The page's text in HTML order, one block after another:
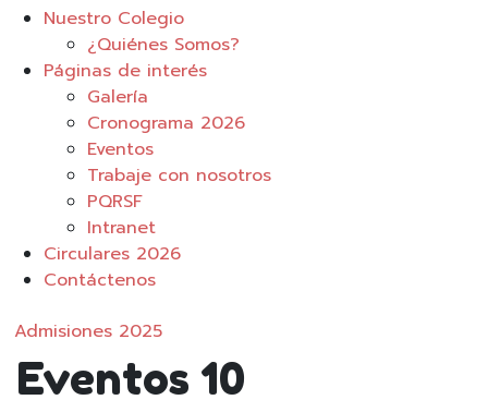
Nuestro Colegio
¿Quiénes Somos?
Páginas de interés
Galería
Cronograma 2026
Eventos
Trabaje con nosotros
PQRSF
Intranet
Circulares 2026
Contáctenos
Admisiones 2025
Eventos 10